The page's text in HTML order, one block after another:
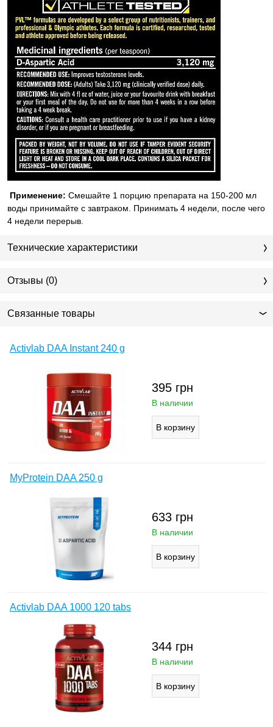
Применение: Смешайте 1 порцию препарата на 150-200 мл
воды принимайте с завтраком. Принимать 4 недели, после чего
4 недели перерыв.
Технические характеристики
Отзывы (0)
Связанные товары
Activlab DAA Instant 240 g
395 грн
В наличии
MyProtein DAA 250 g
633 грн
В наличии
Activlab DAA 1000 120 tabs
344 грн
В наличии